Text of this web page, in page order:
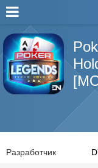
Разработчик